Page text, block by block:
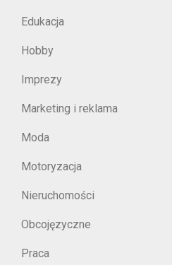
Edukacja
Hobby
Imprezy
Marketing i reklama
Moda
Motoryzacja
Nieruchomości
Obcojęzyczne
Praca